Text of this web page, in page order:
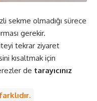
sekme olmadığı sürece
gerekir.
tekrar ziyaret
kısaltmak için
de tarayıcınız